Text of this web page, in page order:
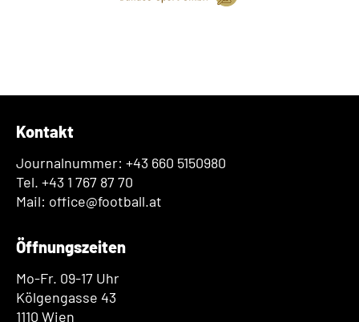
Kontakt
Journalnummer: +43 660 5150980
Tel. +43 1 767 87 70
Mail: office@football.at
Öffnungszeiten
Mo-Fr. 09-17 Uhr
Kölgengasse 43
1110 Wien